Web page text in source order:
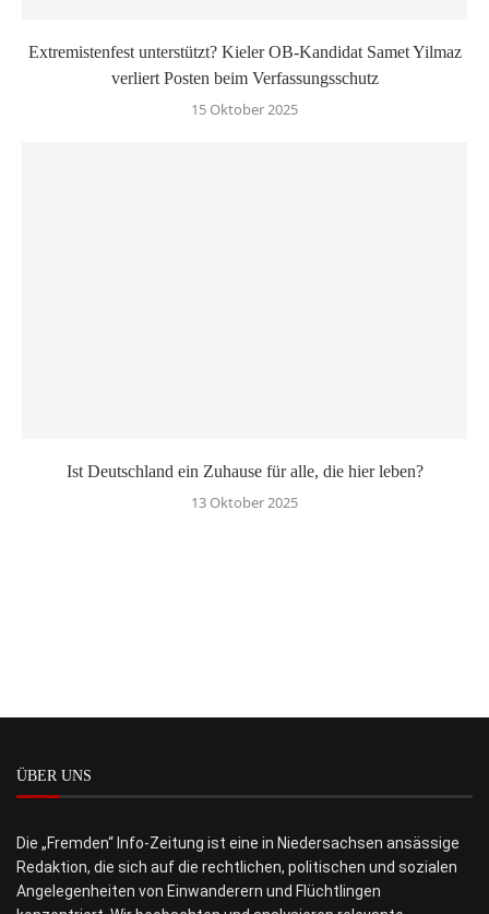
Extremistenfest unterstützt? Kieler OB-Kandidat Samet Yilmaz
verliert Posten beim Verfassungsschutz
15 Oktober 2025
Ist Deutschland ein Zuhause für alle, die hier leben?
13 Oktober 2025
ÜBER UNS
Die „Fremden“ Info-Zeitung ist eine in Niedersachsen ansässige
Redaktion, die sich auf die rechtlichen, politischen und sozialen
Angelegenheiten von Einwanderern und Flüchtlingen